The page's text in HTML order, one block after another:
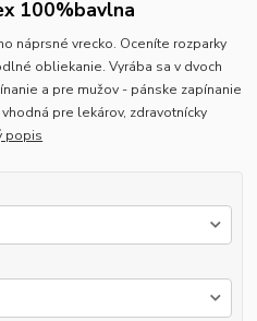
100%bavlna
náprsné vrecko. Oceníte rozparky
obliekanie. Vyrába sa v dvoch
a pre mužov - pánske zapínanie
pre lekárov, zdravotnícky
popis